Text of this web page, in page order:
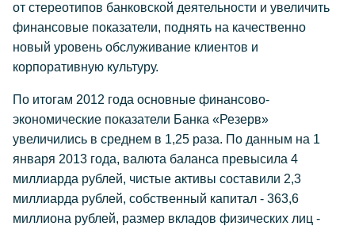
от стереотипов банковской деятельности и увеличить
финансовые показатели, поднять на качественно
новый уровень обслуживание клиентов и
корпоративную культуру.
По итогам 2012 года основные финансово-
экономические показатели Банка «Резерв»
увеличились в среднем в 1,25 раза. По данным на 1
января 2013 года, валюта баланса превысила 4
миллиарда рублей, чистые активы составили 2,3
миллиарда рублей, собственный капитал - 363,6
миллиона рублей, размер вкладов физических лиц -